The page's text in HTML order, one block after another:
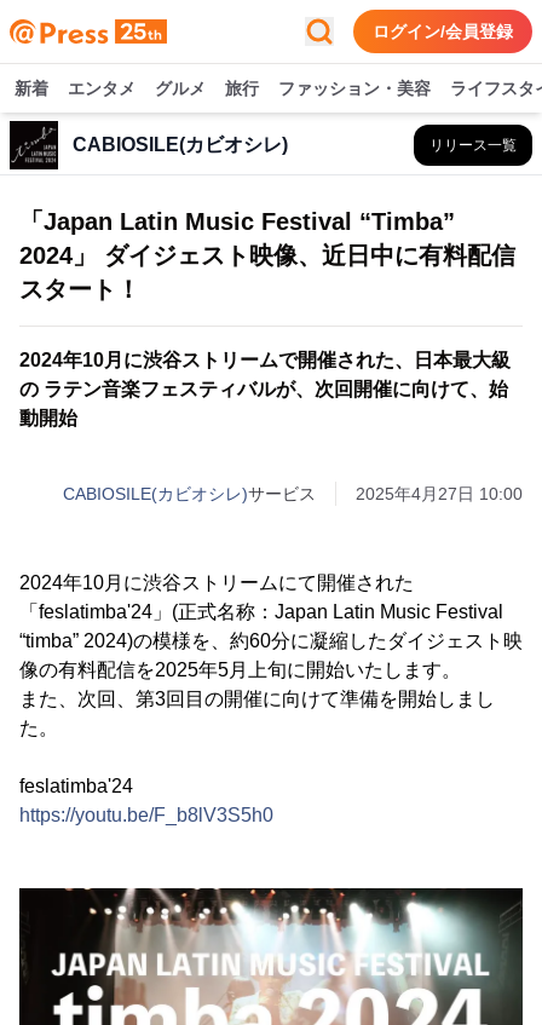
ログイン/会員登録
新着 エンタメ グルメ 旅行 ファッション・美容 ライフスタ
CABIOSILE(カビオシレ) リリース一覧
「Japan Latin Music Festival “Timba”
2024」 ダイジェスト映像、近日中に有料配信
スタート！
2024年10月に渋谷ストリームで開催された、日本最大級
の ラテン音楽フェスティバルが、次回開催に向けて、始
動開始
CABIOSILE(カビオシレ)サービス 2025年4月27日 10:00
2024年10月に渋谷ストリームにて開催された
「feslatimba'24」(正式名称：Japan Latin Music Festival
“timba” 2024)の模様を、約60分に凝縮したダイジェスト映
像の有料配信を2025年5月上旬に開始いたします。
また、次回、第3回目の開催に向けて準備を開始しまし
た。
feslatimba'24
https://youtu.be/F_b8lV3S5h0